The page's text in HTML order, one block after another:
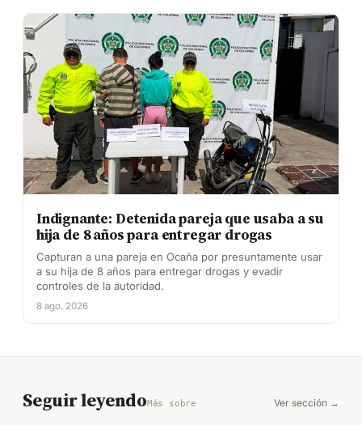
Indignante: Detenida pareja que usaba a su
hija de 8 años para entregar drogas
Capturan a una pareja en Ocaña por presuntamente usar
a su hija de 8 años para entregar drogas y evadir
controles de la autoridad.
8 ago. 2026
Seguir leyendoMás sobre Ver sección →